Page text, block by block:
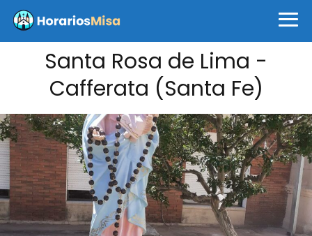
Santa Rosa de Lima -
Cafferata (Santa Fe)